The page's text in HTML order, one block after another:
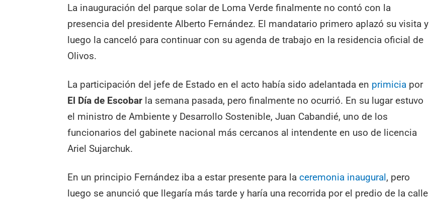
La inauguración del parque solar de Loma Verde finalmente no contó con la
presencia del presidente Alberto Fernández. El mandatario primero aplazó su visita y
luego la canceló para continuar con su agenda de trabajo en la residencia oficial de
Olivos.
La participación del jefe de Estado en el acto había sido adelantada en primicia por
El Día de Escobar la semana pasada, pero finalmente no ocurrió. En su lugar estuvo
el ministro de Ambiente y Desarrollo Sostenible, Juan Cabandié, uno de los
funcionarios del gabinete nacional más cercanos al intendente en uso de licencia
Ariel Sujarchuk.
En un principio Fernández iba a estar presente para laceremonia inaugural, pero
luego se anunció que llegaría más tarde y haría una recorrida por el predio de la calle